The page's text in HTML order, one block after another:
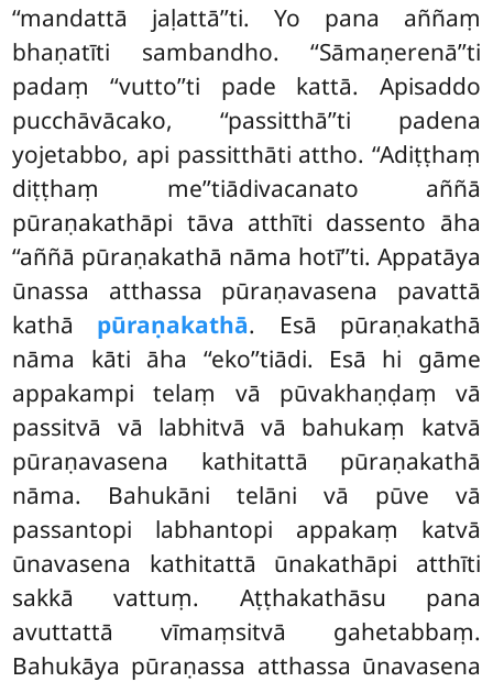
‘‘mandattā jaḷattā’’ti. Yo pana aññaṃ
bhaṇatīti sambandho. ‘‘Sāmaṇerenā’’ti
padaṃ ‘‘vutto’’ti pade kattā. Apisaddo
pucchāvācako, ‘‘passitthā’’ti padena
yojetabbo, api passitthāti attho. ‘‘Adiṭṭhaṃ
diṭṭhaṃ me’’tiādivacanato aññā
pūraṇakathāpi tāva atthīti dassento āha
‘‘aññā pūraṇakathā nāma hotī’’ti. Appatāya
ūnassa atthassa pūraṇavasena pavattā
kathā pūraṇakathā. Esā pūraṇakathā
nāma kāti āha ‘‘eko’’tiādi. Esā hi gāme
appakampi telaṃ vā pūvakhaṇḍaṃ vā
passitvā vā labhitvā vā bahukaṃ katvā
pūraṇavasena kathitattā pūraṇakathā
nāma. Bahukāni telāni vā pūve vā
passantopi labhantopi appakaṃ katvā
ūnavasena kathitattā ūnakathāpi atthīti
sakkā vattuṃ. Aṭṭhakathāsu pana
avuttattā vīmaṃsitvā gahetabbaṃ.
Bahukāya pūraṇassa atthassa ūnavasena